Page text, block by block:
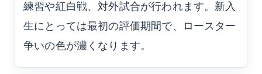
練習や紅白戦、対外試合が行われます。新入
生にとっては最初の評価期間で、ロースター
争いの色が濃くなります。